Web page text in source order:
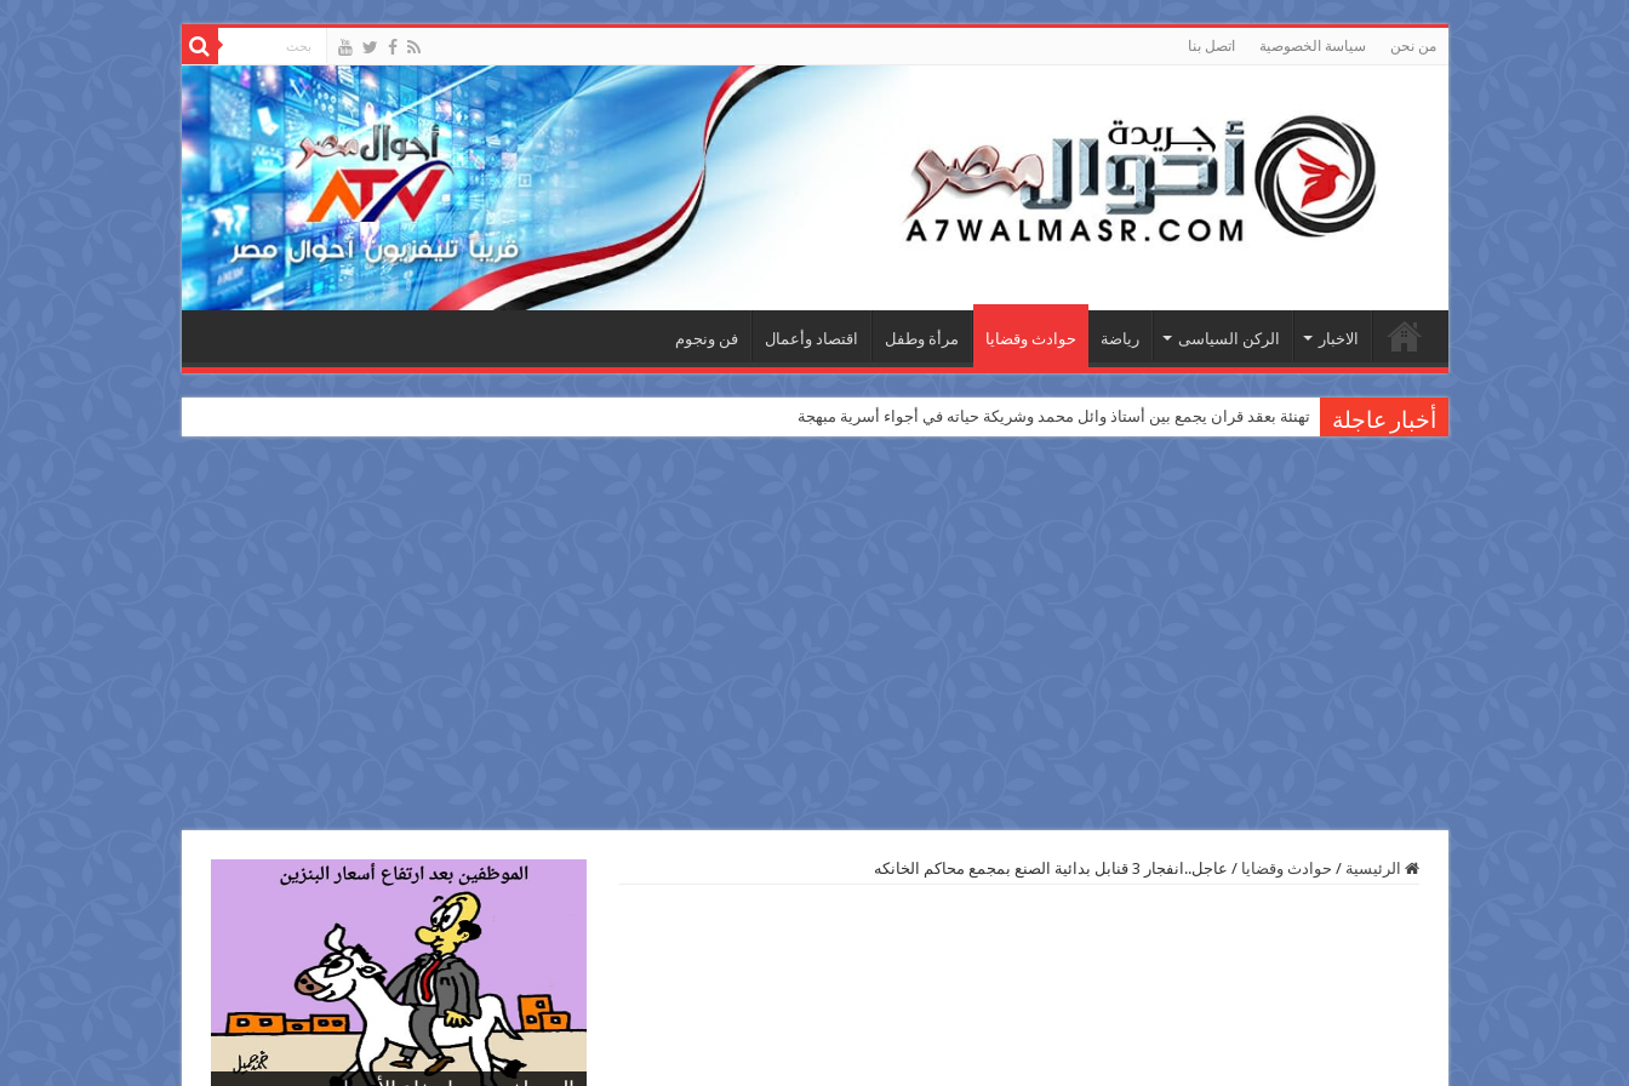
من نحن سياسة الخصوصية اتصل بنا
الاخبار الركن السياسى رياضة حوادث وقضايا مرأة وطفل اقتصاد وأعمال فن ونجوم
أخبار عاجلة تهنئة بعقد قران يجمع بين أستاذ وائل محمد وشريكة حياته في أجواء أسرية مبهجة
لأول مرة… أداب المنضورة تطلق نشرة أخبار بـ”الذكاء الاصطناعي”
الرئيسية / حوادث وقضايا / عاجل..انفجار 3 قنابل بدائية الصنع بمجمع محاكم الخانكه